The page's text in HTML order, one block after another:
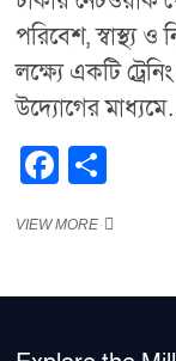
পরিবেশ, স্বাস্থ্য
লক্ষ্যে একটি
উদ্যোগের
F
c ar
VIEW MOREবাংলাদেশে
স্থাপন